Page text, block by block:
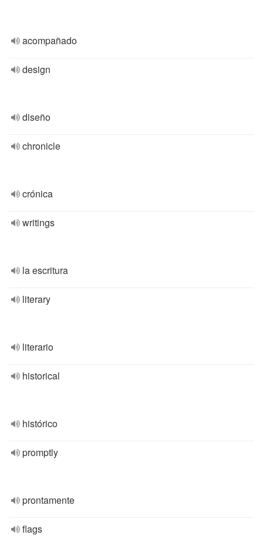
acompañado
design
diseño
chronicle
crónica
writings
la escritura
literary
literario
historical
histórico
promptly
prontamente
flags